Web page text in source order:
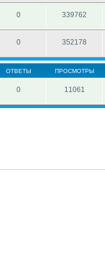
0 339762
0 352178
ОТВЕТЫ ПРОСМОТРЫ
0 11061